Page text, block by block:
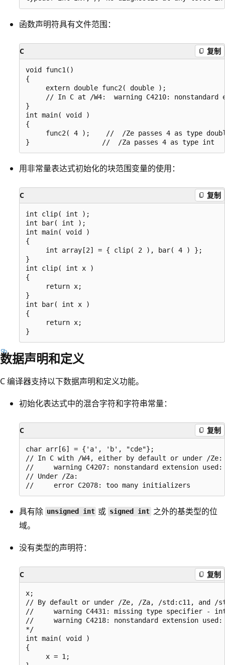
函数声明符具有文件范围：
C 复制
void func1()
{
     extern double func2( double );
// In C at /W4:  warning C4210: nonstandard
}
int main( void )
{
func2( 4 );    //  /Ze passes 4 as type
用非常量表达式初始化的块范围变量的使用：
C 复制
int clip( int );
int bar( int );
int main( void )
{
     int array[2] = { clip( 2 ), bar( 4 ) };
}
int clip( int x )
{
     return x;
}
int bar( int x )
{
     return x;
数据声明和定义
C 编译器支持以下数据声明和定义功能。
初始化表达式中的混合字符和字符串常量：
C 复制
char arr[6] = {'a', 'b', "cde"};
// In C with /W4, either by default or under /Ze:
//     warning C4207: nonstandard extension
// Under /Za:
具有除 unsigned int 或 signed int 之外的基类型的位
域。
没有类型的声明符：
C 复制
x;
// By default or under /Ze, /Za, /std:c11, and /
//     warning C4431: missing type specifier -
//     warning C4218: nonstandard extension
*/
int main( void )
{
     x = 1;